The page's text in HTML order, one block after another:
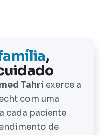
,
Tahri exerce a
com uma
cada paciente
de